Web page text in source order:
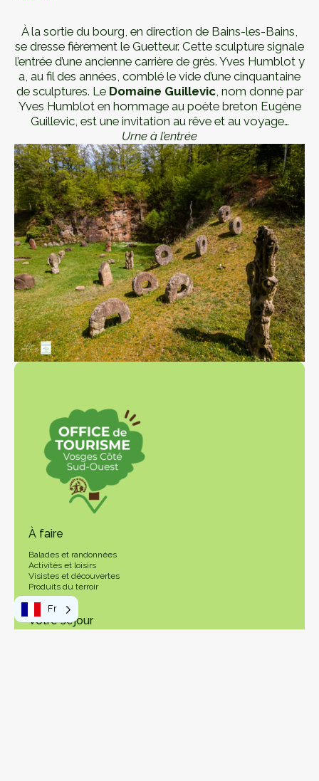
Fr
À la sortie du bourg, en direction de Bains-les-Bains,
se dresse fièrement le Guetteur. Cette sculpture signale
l’entrée d’une ancienne carrière de grès. Yves Humblot y
a, au fil des années, comblé le vide d’une cinquantaine
de sculptures. Le Domaine Guillevic, nom donné par
Yves Humblot en hommage au poète breton Eugène
Guillevic, est une invitation au rêve et au voyage…
Urne à l’entrée
À faire
Balades et randonnées
Activités et loisirs
Visistes et découvertes
Produits du terroir
Votre séjour